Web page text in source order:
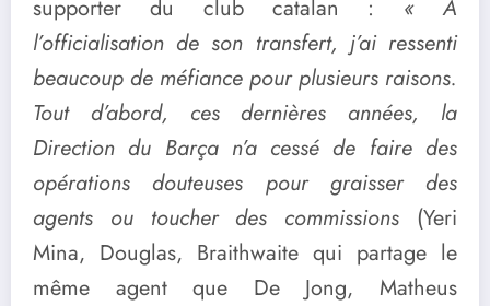
supporter du club catalan : « A
l’officialisation de son transfert, j’ai ressenti
beaucoup de méfiance pour plusieurs raisons.
Tout d’abord, ces dernières années, la
Direction du Barça n’a cessé de faire des
opérations douteuses pour graisser des
agents ou toucher des commissions (Yeri
Mina, Douglas, Braithwaite qui partage le
même agent que De Jong, Matheus